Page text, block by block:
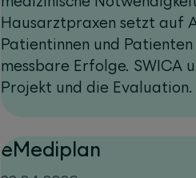
Hausarztpraxen setzt auf
Patientinnen und
messbare Erfolge. SWICA
Projekt und die Evaluation.
eMediplan